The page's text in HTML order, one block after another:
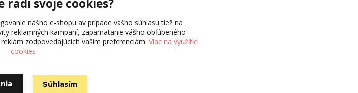
na Eshop-rychlo.sk
radi svoje cookies?
nášho e-shopu av prípade vášho súhlasu tiež na
reklamných kampaní, zapamätanie vášho obľúbeného
zodpovedajúcich vašim preferenciám. Viac na využitie
cookies
Súhlasím